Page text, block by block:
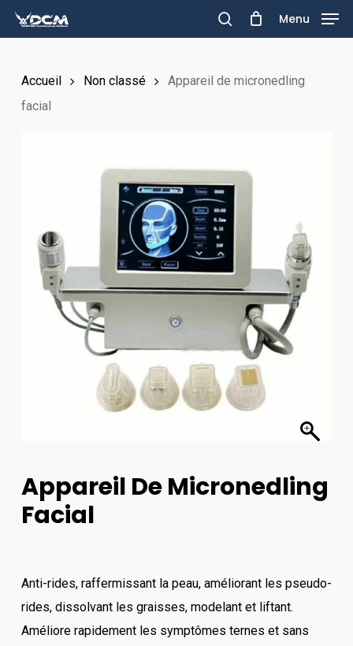
Skip
to
content
search
Menu
Accueil Non classé
Appareil de micronedling
facial
Appareil De Micronedling
Facial
Anti-rides, raffermissant la peau, améliorant les pseudo-
rides, dissolvant les graisses, modelant et liftant.
Améliore rapidement les symptômes ternes et sans